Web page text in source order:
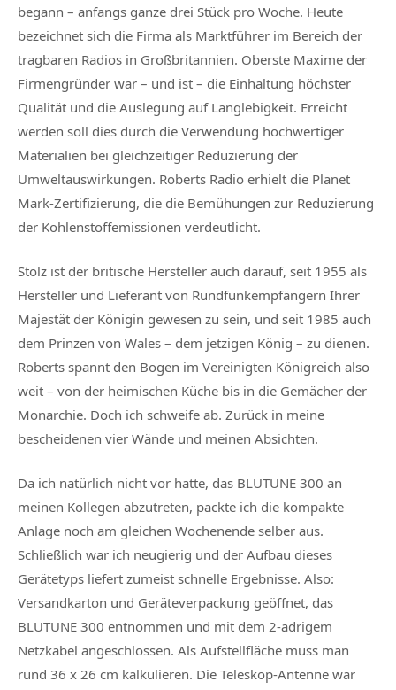
begann – anfangs ganze drei Stück pro Woche. Heute
bezeichnet sich die Firma als Marktführer im Bereich der
tragbaren Radios in Großbritannien. Oberste Maxime der
Firmengründer war – und ist – die Einhaltung höchster
Qualität und die Auslegung auf Langlebigkeit. Erreicht
werden soll dies durch die Verwendung hochwertiger
Materialien bei gleichzeitiger Reduzierung der
Umweltauswirkungen. Roberts Radio erhielt die Planet
Mark-Zertifizierung, die die Bemühungen zur Reduzierung
der Kohlenstoffemissionen verdeutlicht.
Stolz ist der britische Hersteller auch darauf, seit 1955 als
Hersteller und Lieferant von Rundfunkempfängern Ihrer
Majestät der Königin gewesen zu sein, und seit 1985 auch
dem Prinzen von Wales – dem jetzigen König – zu dienen.
Roberts spannt den Bogen im Vereinigten Königreich also
weit – von der heimischen Küche bis in die Gemächer der
Monarchie. Doch ich schweife ab. Zurück in meine
bescheidenen vier Wände und meinen Absichten.
Da ich natürlich nicht vor hatte, das BLUTUNE 300 an
meinen Kollegen abzutreten, packte ich die kompakte
Anlage noch am gleichen Wochenende selber aus.
Schließlich war ich neugierig und der Aufbau dieses
Gerätetyps liefert zumeist schnelle Ergebnisse. Also:
Versandkarton und Geräteverpackung geöffnet, das
BLUTUNE 300 entnommen und mit dem 2-adrigem
Netzkabel angeschlossen. Als Aufstellfläche muss man
rund 36 x 26 cm kalkulieren. Die Teleskop-Antenne war